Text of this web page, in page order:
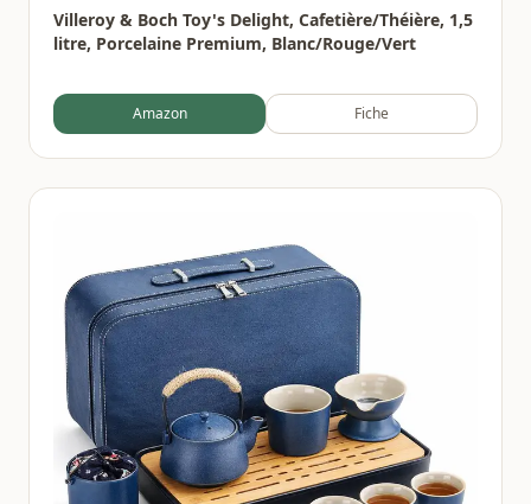
Villeroy & Boch Toy's Delight, Cafetière/Théière, 1,5
litre, Porcelaine Premium, Blanc/Rouge/Vert
Amazon Fiche